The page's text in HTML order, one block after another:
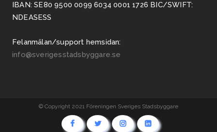
IBAN: SE80 9500 0099 6034 0001 1726 BIC/SWIFT:
NDEASESS
Felanmälan/support hemsidan:
info@sverigesstadsbyggare.se
© Copyright 2021 Föreningen Sveriges Stadsbyggare